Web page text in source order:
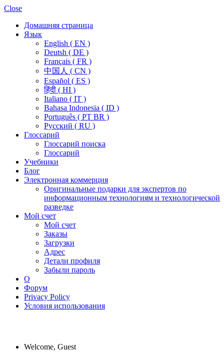
Close
Домашняя страница
Язык
English ( EN )
Deutsh ( DE )
Français ( FR )
中国人 ( CN )
Español ( ES )
हिंदी ( HI )
Italiano ( IT )
Bahasa Indonesia ( ID )
Português ( PT BR )
Pусский ( RU )
Глоссарий
Глоссарий поиска
Глоссарий
Учебники
Блог
Электронная коммерция
Оригинальные подарки для экспертов по
информационным технологиям и технологической
разведке
Мой счет
Мой счет
Заказы
Загрузки
Адрес
Детали профиля
Забыли пароль
О
Форум
Privacy Policy
Условия использования
Welcome, Guest